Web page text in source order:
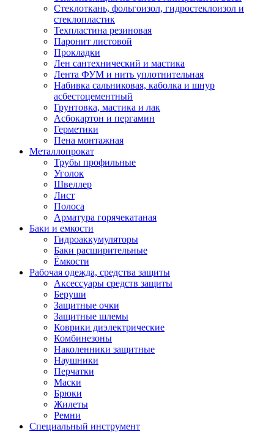
Стеклоткань, фольгоизол, гидростеклоизол и
стеклопластик
Техпластина резиновая
Паронит листовой
Прокладки
Лен сантехнический и мастика
Лента ФУМ и нить уплотнительная
Набивка сальниковая, каболка и шнур
асбестоцементный
Грунтовка, мастика и лак
Асбокартон и пергамин
Герметики
Пена монтажная
Металлопрокат
Трубы профильные
Уголок
Швеллер
Лист
Полоса
Арматура горячекатаная
Баки и емкости
Гидроаккумуляторы
Баки расширительные
Ёмкости
Рабочая одежда, средства защиты
Аксессуары средств защиты
Беруши
Защитные очки
Защитные шлемы
Коврики диэлектрические
Комбинезоны
Наколенники защитные
Наушники
Перчатки
Маски
Брюки
Жилеты
Ремни
Специальный инструмент